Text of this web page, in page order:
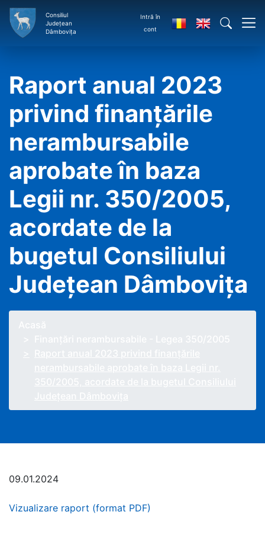
Consiliul
Județean
Dâmbovița
Intră în
cont
Raport anual 2023
privind finanţările
nerambursabile
aprobate în baza
Legii nr. 350/2005,
acordate de la
bugetul Consiliului
Judeţean Dâmboviţa
09.01.2024
Vizualizare raport (format PDF)